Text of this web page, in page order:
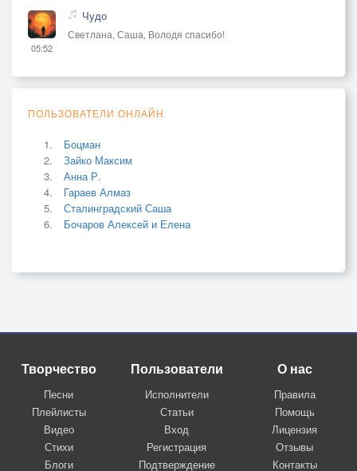
05:52
Чудо
Светлана, Саша, Володя спасибо!
ПОЛЬЗОВАТЕЛИ ОНЛАЙН
Боцман
Зайко Максим
Анна Р.
Гараев Алмаз
Сталинградский Саша
Бочаров Алексей и Елена
Творчество
Песни
Плейлисты
Видео
Стихи
Блоги
Пользователи
Исполнители
Статьи
Вход
Регистрация
Подтверждение
О нас
Правила
Помощь
Лицензия
Отзывы
Контакты